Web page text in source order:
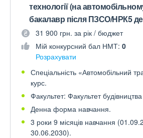
технології (на
бакалавр після ПЗСО/НРК5
31 900 грн. за рік / бюджет
Мій конкурсний бал НМТ: 0
Розрахувати
Спеціальність «Автомобільний
курс.
Факультет: Факультет
Денна форма навчання.
3 роки 9 місяців навчання
30.06.2030).